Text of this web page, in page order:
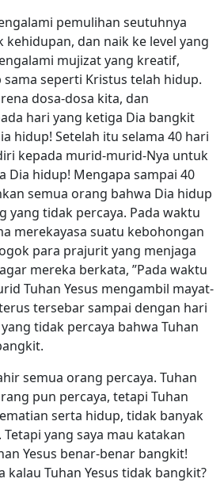
pemulihan seutuhnya
kehidupan, dan naik ke level yang
mujizat yang kreatif,
seperti Kristus telah hidup.
dosa-dosa kita, dan
hari yang ketiga Dia bangkit
hidup! Setelah itu selama 40 hari
kepada murid-murid-Nya untuk
Dia hidup! Mengapa sampai 40
semua orang bahwa Dia hidup
yang tidak percaya. Pada waktu
merekayasa suatu kebohongan
para prajurit yang menjaga
mereka berkata, ”Pada waktu
Tuhan Yesus mengambil mayat-
tersebar sampai dengan hari
tidak percaya bahwa Tuhan
semua orang percaya. Tuhan
pun percaya, tetapi Tuhan
serta hidup, tidak banyak
yang saya mau katakan
Yesus benar-benar bangkit!
kalau Tuhan Yesus tidak bangkit?